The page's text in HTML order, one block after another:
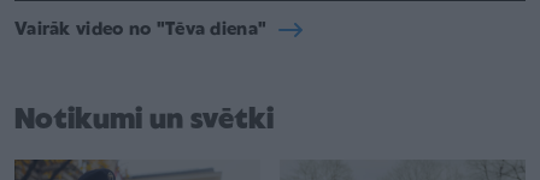
Vairāk video no "Tēva diena"
Notikumi un svētki